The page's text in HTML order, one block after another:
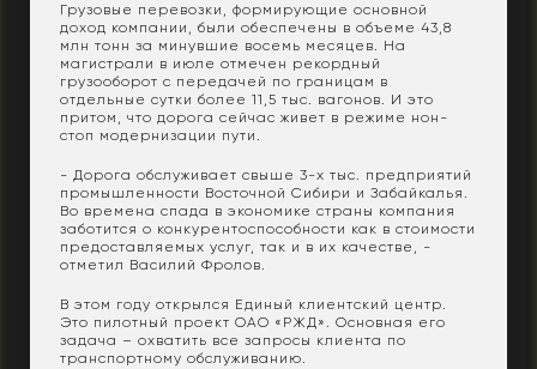
Грузовые перевозки, формирующие основной
доход компании, были обеспечены в объеме 43,8
млн тонн за минувшие восемь месяцев. На
магистрали в июле отмечен рекордный
грузооборот с передачей по границам в
отдельные сутки более 11,5 тыс. вагонов. И это
притом, что дорога сейчас живет в режиме нон-
стоп модернизации пути.
- Дорога обслуживает свыше 3-х тыс. предприятий
промышленности Восточной Сибири и Забайкалья.
Во времена спада в экономике страны компания
заботится о конкурентоспособности как в стоимости
предоставляемых услуг, так и в их качестве, -
отметил Василий Фролов.
В этом году открылся Единый клиентский центр.
Это пилотный проект ОАО «РЖД». Основная его
задача – охватить все запросы клиента по
транспортному обслуживанию.